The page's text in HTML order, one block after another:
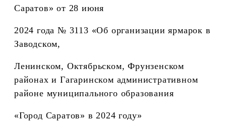
Саратов» от 28 июня
2024 года № 3113 «Об организации ярмарок в
Заводском,
Ленинском, Октябрьском, Фрунзенском
районах и Гагаринском административном
районе муниципального образования
«Город Саратов» в 2024 году»